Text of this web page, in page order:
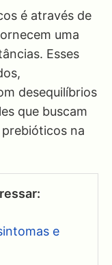
é através de
uma
Esses
desequilíbrios
que buscam
na
e